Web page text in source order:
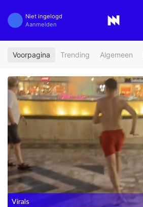
Niet ingelogd
Aanmelden
Voorpagina Trending Algemeen
Virals